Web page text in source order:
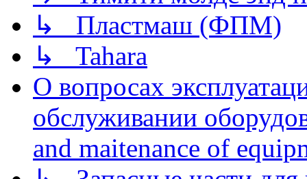
↳ Пластмаш (ФПМ)
↳ Tahara
О вопросах
обслуживании
and maitenance of